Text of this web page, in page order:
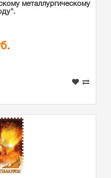
металлургическому